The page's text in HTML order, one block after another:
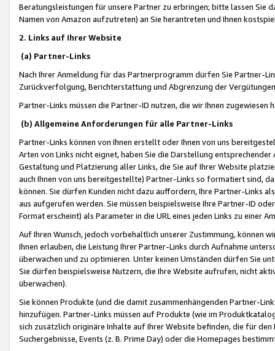
Beratungsleistungen für unsere Partner zu erbringen; bitte lassen Sie
Namen von Amazon aufzutreten) an Sie herantreten und Ihnen
2. Links auf Ihrer Website
(a) Partner-Links
Nach Ihrer Anmeldung für das Partnerprogramm dürfen Sie Partner-
Zurückverfolgung, Berichterstattung und Abgrenzung der
Partner-Links müssen die Partner-ID nutzen, die wir Ihnen zugewiesen
(b) Allgemeine Anforderungen für alle Partner-Links
Partner-Links können von Ihnen erstellt oder Ihnen von uns
Arten von Links nicht eignet, haben Sie die Darstellung
Gestaltung und Platzierung aller Links, die Sie auf Ihrer Website
auch Ihnen von uns bereitgestellte) Partner-Links so formatiert sind,
können. Sie dürfen Kunden nicht dazu auffordern, Ihre Partner-Links
aus aufgerufen werden. Sie müssen beispielsweise Ihre Partner-ID
Format erscheint) als Parameter in die URL eines jeden Links zu einer
Auf Ihren Wunsch, jedoch vorbehaltlich unserer Zustimmung, können
Ihnen erlauben, die Leistung Ihrer Partner-Links durch Aufnahme
überwachen und zu optimieren. Unter keinen Umständen dürfen Sie
Sie dürfen beispielsweise Nutzern, die Ihre Website aufrufen, nicht
überwachen).
Sie können Produkte (und die damit zusammenhängenden Partner-
hinzufügen. Partner-Links müssen auf Produkte (wie im
sich zusätzlich originäre Inhalte auf Ihrer Website befinden, die für
Suchergebnisse, Events (z. B. Prime Day) oder die Homepages